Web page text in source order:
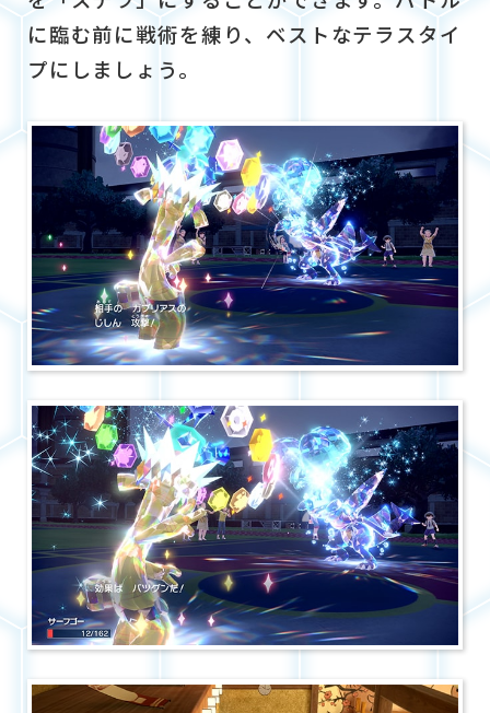
に臨む前に戦術を練り、ベストなテラスタイ
プにしましょう。